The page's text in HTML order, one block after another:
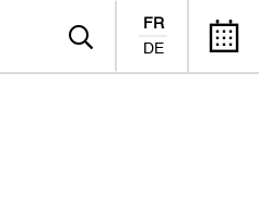
FR
DE